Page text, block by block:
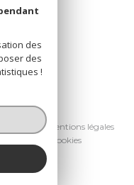
Mentions légales
Cookies
des
des
!